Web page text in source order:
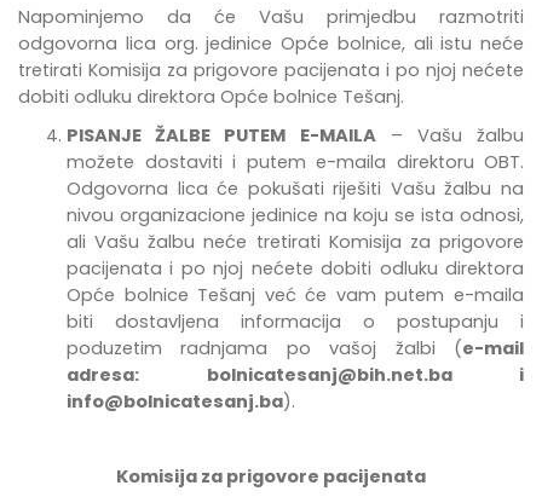
Napominjemo da će Vašu primjedbu razmotriti
odgovorna lica org. jedinice Opće bolnice, ali istu neće
tretirati Komisija za prigovore pacijenata i po njoj nećete
dobiti odluku direktora Opće bolnice Tešanj.
PISANJE ŽALBE PUTEM E-MAILA– Vašu žalbu
možete dostaviti i putem e-maila direktoru OBT.
Odgovorna lica će pokušati riješiti Vašu žalbu na
nivou organizacione jedinice na koju se ista odnosi,
ali Vašu žalbu neće tretirati Komisija za prigovore
pacijenata i po njoj nećete dobiti odluku direktora
Opće bolnice Tešanj već će vam putem e-maila
biti dostavljena informacija o postupanju i
poduzetim radnjama po vašoj žalbi (e-mail
adresa: bolnicatesanj@bih.net.bai
info@bolnicatesanj.ba).
Komisija za prigovore pacijenata